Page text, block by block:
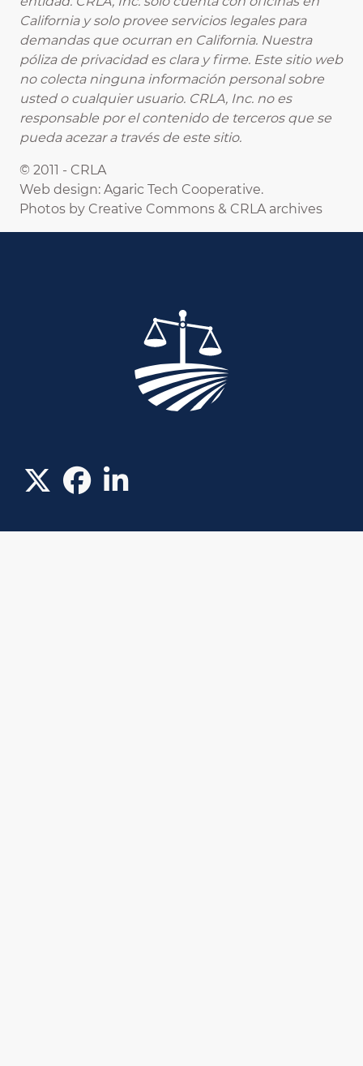
California y solo provee servicios legales para
demandas que ocurran en California. Nuestra
póliza de privacidad es clara y firme. Este sitio web
no colecta ninguna información personal sobre
usted o cualquier usuario. CRLA, Inc. no es
responsable por el contenido de terceros que se
pueda acezar a través de este sitio.
© 2011 - CRLA
Web design: Agaric Tech Cooperative.
Photos by Creative Commons & CRLA archives